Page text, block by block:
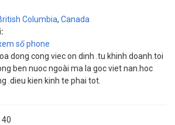
Columbia, Canada
số phone
dong cong viec on dinh .tu khinh doanh.toi
ben nuoc ngoài ma la goc viet nan.hoc
.dieu kien kinh te phai tot.
40